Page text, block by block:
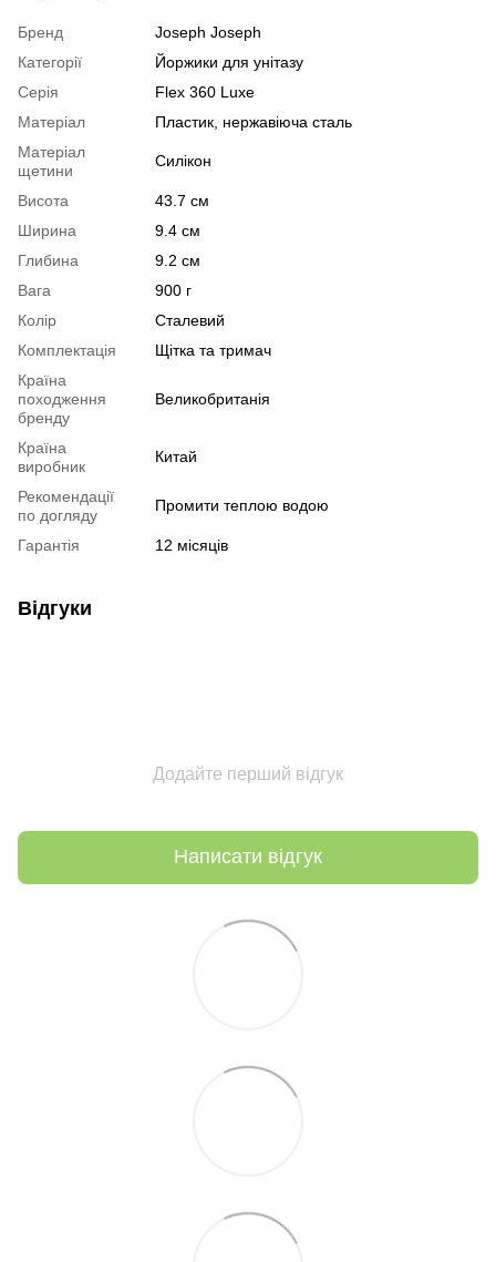
Бренд
Joseph Joseph
Категорії
Йоржики для унітазу
Серія
Flex 360 Luxe
Матеріал
Пластик, нержавіюча сталь
Матеріал
щетини
Силікон
Висота
43.7 см
Ширина
9.4 см
Глибина
9.2 см
Вага
900 г
Колір
Сталевий
Комплектація
Щітка та тримач
Країна
походження
бренду
Великобританія
Країна
виробник
Китай
Рекомендації
по догляду
Промити теплою водою
Гарантія 12 місяців
Відгуки
Додайте перший відгук
Написати відгук